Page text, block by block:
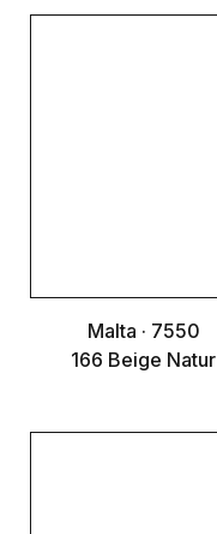
Malta · 7550
166 Beige Natur